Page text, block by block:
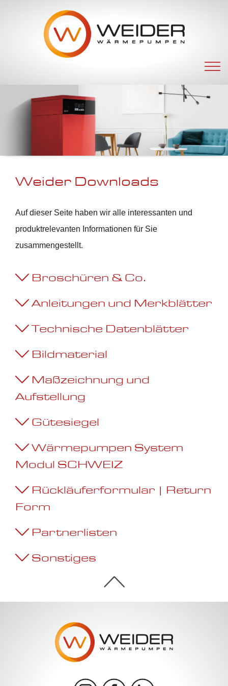
überspringen
Weider Downloads
Auf dieser Seite haben wir alle interessanten und
produktrelevanten Informationen für Sie
zusammengestellt.
Broschüren & Co.
Anleitungen und Merkblätter
Technische Datenblätter
Bildmaterial
Maßzeichnung und
Aufstellung
Gütesiegel
Wärmepumpen System
Modul SCHWEIZ
Rückläuferformular | Return
Form
Partnerlisten
Sonstiges